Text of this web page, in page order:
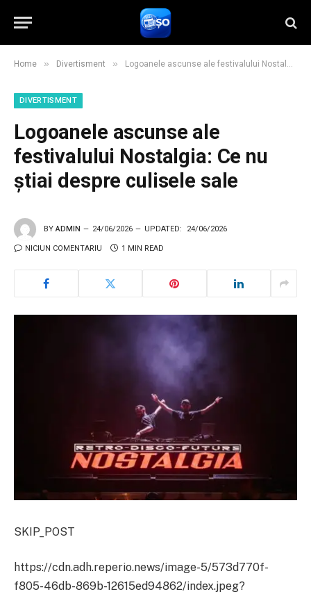
Home » Divertisment » Logoanele ascunse ale festivalului Nostalgia: Ce nu știai despre culisele sale
DIVERTISMENT
Logoanele ascunse ale
festivalului Nostalgia: Ce nu
știai despre culisele sale
BY ADMIN 24/06/2026 UPDATED: 24/06/2026
NICIUN COMENTARIU 1 MIN READ
SKIP_POST
https://cdn.adh.reperio.news/image-5/573d770f-
f805-46db-869b-12615ed94862/index.jpeg?